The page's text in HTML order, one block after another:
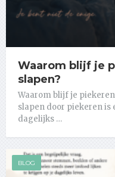
Waarom blijf je
slapen?
Waarom blijf je
slapen door piekeren is
dagelijks …
BLOG